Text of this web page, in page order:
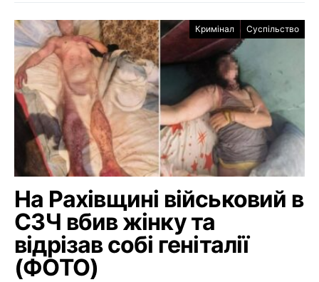
Кримінал Суспільство
На Рахівщині військовий в
СЗЧ вбив жінку та
відрізав собі геніталії
(ФОТО)